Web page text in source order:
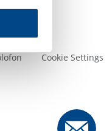
Cookie Settings